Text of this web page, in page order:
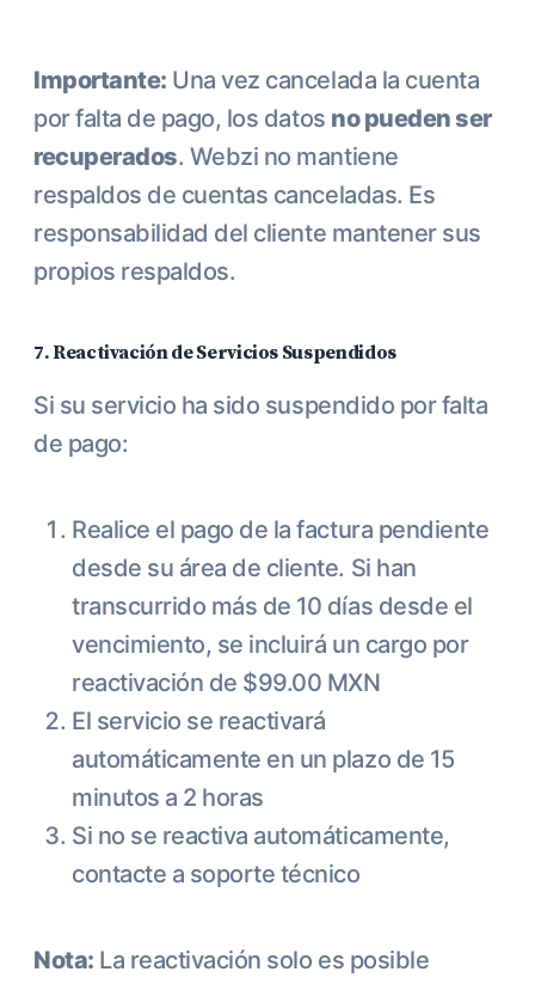
Importante: Una vez cancelada la cuenta
por falta de pago, los datos no pueden ser
recuperados. Webzi no mantiene
respaldos de cuentas canceladas. Es
responsabilidad del cliente mantener sus
propios respaldos.
7. Reactivación de Servicios Suspendidos
Si su servicio ha sido suspendido por falta
de pago:
Realice el pago de la factura pendiente
desde su área de cliente. Si han
transcurrido más de 10 días desde el
vencimiento, se incluirá un cargo por
reactivación de $99.00 MXN
El servicio se reactivará
automáticamente en un plazo de 15
minutos a 2 horas
Si no se reactiva automáticamente,
contacte a soporte técnico
Nota: La reactivación solo es posible